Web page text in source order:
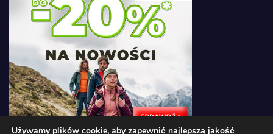
Używamy plików cookie, aby zapewnić najlepszą jakość